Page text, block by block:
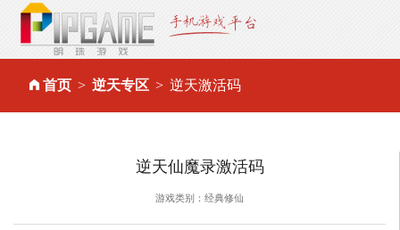
首页 逆天专区 逆天激活码
逆天仙魔录激活码
游戏类别：经典修仙